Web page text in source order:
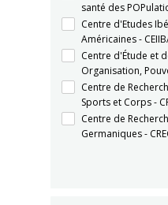
santé des
Centre d'Etudes
Américaines -
Centre d'Étude et
Organisation,
Centre de
Sports et Corps -
Centre de
Germaniques -